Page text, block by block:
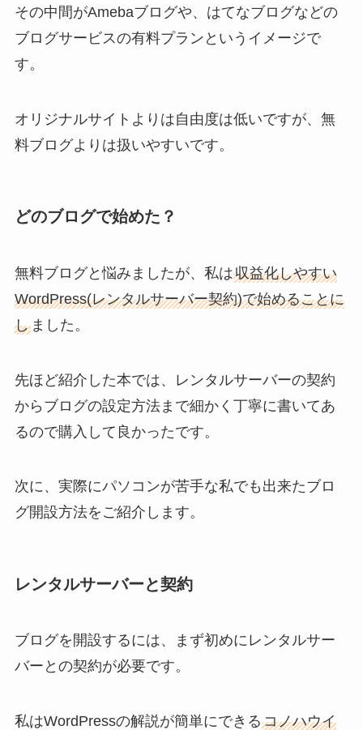
その中間がAmebaブログや、はてなブログなどの
ブログサービスの有料プランというイメージで
す。
オリジナルサイトよりは自由度は低いですが、無
料ブログよりは扱いやすいです。
どのブログで始めた？
無料ブログと悩みましたが、私は収益化しやすい
WordPress(レンタルサーバー契約)で始めることに
しました。
先ほど紹介した本では、レンタルサーバーの契約
からブログの設定方法まで細かく丁寧に書いてあ
るので購入して良かったです。
次に、実際にパソコンが苦手な私でも出来たブロ
グ開設方法をご紹介します。
レンタルサーバーと契約
ブログを開設するには、まず初めにレンタルサー
バーとの契約が必要です。
私はWordPressの解説が簡単にできるコノハウイ